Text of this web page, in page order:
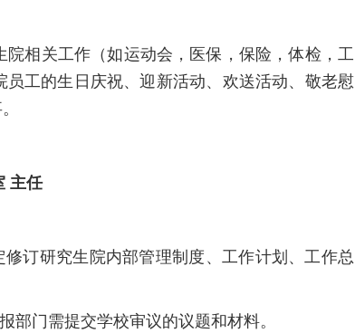
相关工作（如运动会，医保，保险，体检，工
工的生日庆祝、迎新活动、欢送活动、敬老慰
主任
订研究生院内部管理制度、工作计划、工作总
部门需提交学校审议的议题和材料。